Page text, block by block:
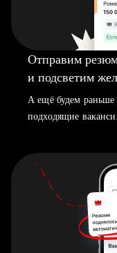
Отправим
и подсветим
А ещё будем раньше
подходящие